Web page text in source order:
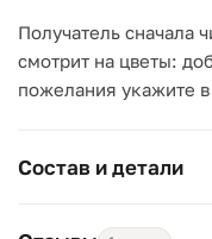
Получатель сначала
смотрит на цветы:
пожелания укажите
Состав и детали